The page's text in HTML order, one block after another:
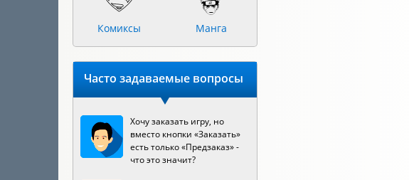
Комиксы Манга
Часто задаваемые вопросы
Хочу заказать игру, но
вместо кнопки «Заказать»
есть только «Предзаказ» -
что это значит?